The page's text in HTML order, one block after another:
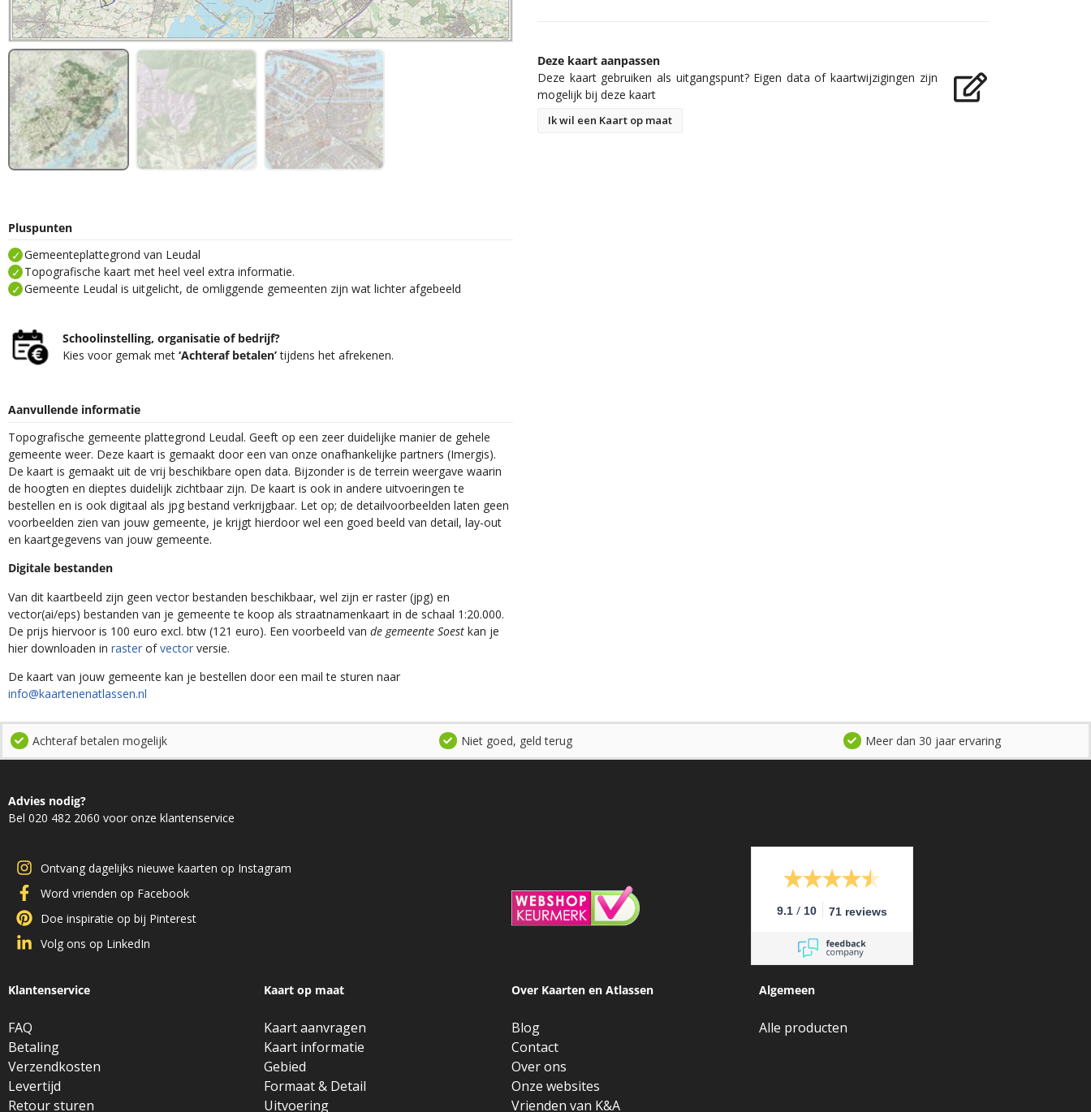
Pluspunten
Gemeenteplattegrond van Leudal
Topografische kaart met heel veel extra informatie.
Gemeente Leudal is uitgelicht, de omliggende gemeenten zijn wat lichter afgebeeld
Schoolinstelling, organisatie of bedrijf?
Kies voor gemak met‘Achteraf betalen’tijdens het afrekenen.
Aanvullende informatie
Topografische gemeente plattegrond Leudal. Geeft op een zeer duidelijke manier de gehele
gemeente weer. Deze kaart is gemaakt door een van onze onafhankelijke partners (Imergis).
De kaart is gemaakt uit de vrij beschikbare open data. Bijzonder is de terrein weergave waarin
de hoogten en dieptes duidelijk zichtbaar zijn. De kaart is ook in andere uitvoeringen te
bestellen en is ook digitaal als jpg bestand verkrijgbaar. Let op; de detailvoorbeelden laten geen
voorbeelden zien van jouw gemeente, je krijgt hierdoor wel een goed beeld van detail, lay-out
en kaartgegevens van jouw gemeente.
Digitale bestanden
Van dit kaartbeeld zijn geen vector bestanden beschikbaar, wel zijn er raster (jpg) en
vector(ai/eps) bestanden van je gemeente te koop als straatnamenkaart in de schaal 1:20.000.
De prijs hiervoor is 100 euro excl. btw (121 euro). Een voorbeeld van de gemeente Soest kan je
hier downloaden in raster ofvector versie.
De kaart van jouw gemeente kan je bestellen door een mail te sturen naar
info@kaartenenatlassen.nl
Deze kaart aanpassen
Deze kaart gebruiken als uitgangspunt? Eigen data of kaartwijzigingen zijn
mogelijk bij deze kaart
Ik wil een Kaart op maat
Achteraf betalen mogelijk Niet goed, geld terug Meer dan 30 jaar ervaring
Advies nodig?
Bel 020 482 2060 voor onze klantenservice
Ontvang dagelijks nieuwe kaarten op Instagram
Word vrienden op Facebook
Doe inspiratie op bij Pinterest
Volg ons op LinkedIn
9.1 / 10 71 reviews
Klantenservice
FAQ
Betaling
Verzendkosten
Levertijd
Retour sturen
Kaart op maat
Kaart aanvragen
Kaart informatie
Gebied
Formaat & Detail
Uitvoering
Over Kaarten en Atlassen
Blog
Contact
Over ons
Onze websites
Vrienden van K&A
Algemeen
Alle producten